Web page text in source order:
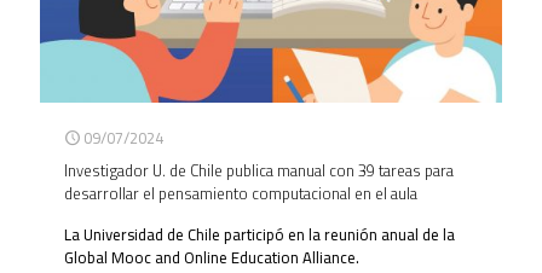
09/07/2024
Investigador U. de Chile publica manual con 39 tareas para
desarrollar el pensamiento computacional en el aula
La Universidad de Chile participó en la reunión anual de la
Global Mooc and Online Education Alliance.